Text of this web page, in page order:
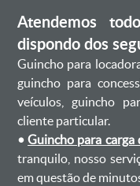
Atendemos
dispondo dos
Guincho para
guincho para
veículos, guincho
cliente particular.
•Guincho para carga
tranquilo, nosso
em questão de